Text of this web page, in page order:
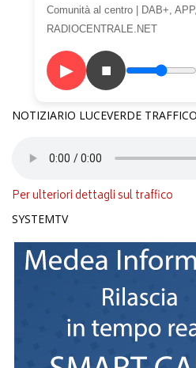
Comunità al centro | DAB+,
RADIOCENTRALE.NET
▶ ■
NOTIZIARIO LUCEVERDE TRAFFICO
Per ulteriori dettagli sul traffico
SYSTEMTV